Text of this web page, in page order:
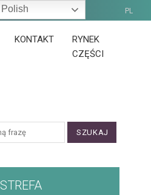
PL
KONTAKT
RYNEK
CZĘŚCI
SZUKAJ
STREFA
Polish